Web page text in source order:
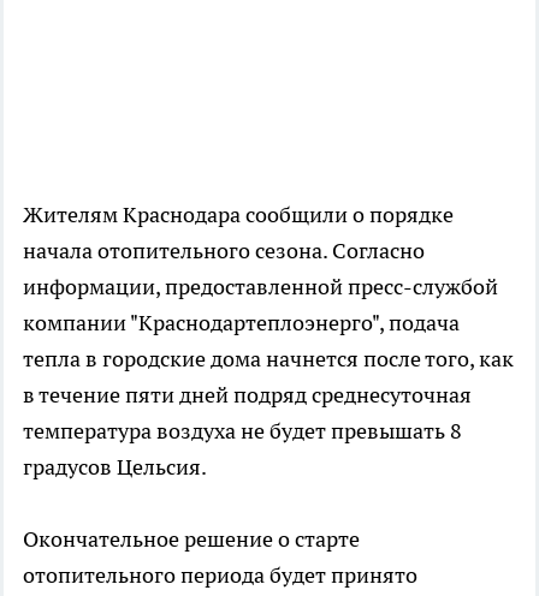
Жителям Краснодара сообщили о порядке
начала отопительного сезона. Согласно
информации, предоставленной пресс-службой
компании "Краснодартеплоэнерго", подача
тепла в городские дома начнется после того, как
в течение пяти дней подряд среднесуточная
температура воздуха не будет превышать 8
градусов Цельсия.
Окончательное решение о старте
отопительного периода будет принято